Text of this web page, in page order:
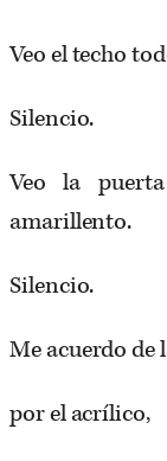
Veo el techo
Silencio.
Veo la
amarillento.
Silencio.
Me acuerdo de
por el acrílico,